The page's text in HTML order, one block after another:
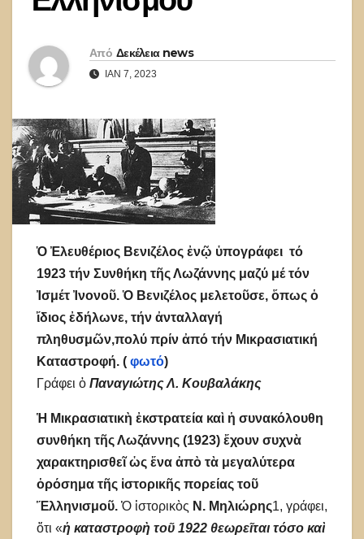
Από Δεκέλεια news
ΙΑΝ 7, 2023
Ὁ Ἐλευθέριος Βενιζέλος ἐνῷ ὑπογράφει τό
1923 τήν Συνθήκη τῆς Λωζάννης μαζύ μέ τόν
Ἰσμέτ Ἰνονοῦ. Ὁ Βενιζέλος μελετοῦσε, ὅπως ὁ
ἴδιος ἐδήλωνε, τήν ἀνταλλαγή
πληθυσμῶν,πολύ πρίν ἀπό τήν Μικρασιατική
Καταστροφή. ( φωτό)
Γράφει ὁ Παναγιώτης Λ. Κουβαλάκης
Ἡ Μικρασιατικὴ ἐκστρατεία καὶ ἡ συνακόλουθη
συνθήκη τῆς Λωζάννης (1923) ἔχουν συχνὰ
χαρακτηρισθεῖ ὡς ἕνα ἀπὸ τὰ μεγαλύτερα
ὁρόσημα τῆς ἱστορικῆς πορείας τοῦ
Ἕλληνισμοῦ. Ὁ ἱστορικὸς Ν. Μηλιώρης1, γράφει,
ὅτι «ἡ καταστροφὴ τοῦ 1922 θεωρεῖται τόσο καὶ